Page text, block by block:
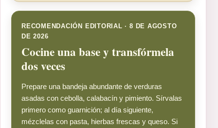
RECOMENDACIÓN EDITORIAL · 8 DE AGOSTO
DE 2026
Cocine una base y transfórmela
dos veces
Prepare una bandeja abundante de verduras
asadas con cebolla, calabacín y pimiento. Sírvalas
primero como guarnición; al día siguiente,
mézclelas con pasta, hierbas frescas y queso. Si